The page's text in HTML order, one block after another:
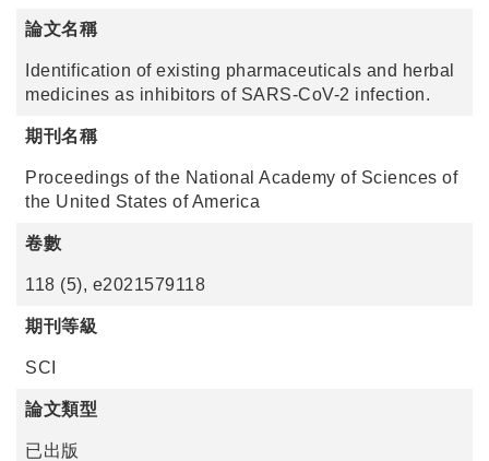
論文名稱
Identification of existing pharmaceuticals and herbal
medicines as inhibitors of SARS-CoV-2 infection.
期刊名稱
Proceedings of the National Academy of Sciences of
the United States of America
卷數
118 (5), e2021579118
期刊等級
SCI
論文類型
已出版